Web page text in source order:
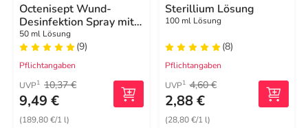
Octenisept Wund-
Desinfektion Spray mit
Sprühpumpe
50 ml Lösung
(9)
Pflichtangaben
UVP1 10,37 €
9,49 €
(189,80 €/1 l)
Sterillium Lösung
100 ml Lösung
(8)
Pflichtangaben
UVP1 4,60 €
2,88 €
(28,80 €/1 l)